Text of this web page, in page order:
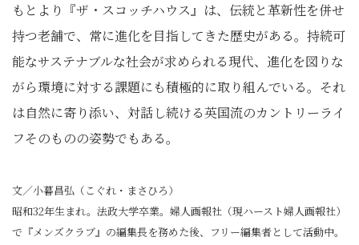
もとより『ザ・スコッチハウス』は、伝統と革新性を併せ
持つ老舗で、常に進化を目指してきた歴史がある。持続可
能なサステナブルな社会が求められる現代、進化を図りな
がら環境に対する課題にも積極的に取り組んでいる。それ
は自然に寄り添い、対話し続ける英国流のカントリーライ
フそのものの姿勢でもある。
文／小暮昌弘（こぐれ・まさひろ）
昭和32年生まれ。法政大学卒業。婦人画報社（現ハースト婦人画報社）
で『メンズクラブ』の編集長を務めた後、フリー編集者として活動中。